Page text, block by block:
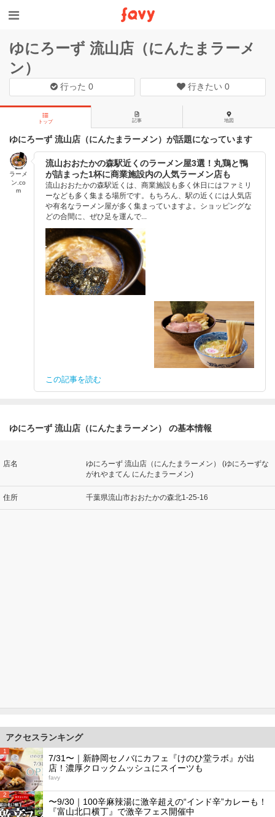
ゆにろーず 流山店（にんたまラーメ
ン）
行った0 行きたい 0
トップ 記事 地図
ゆにろーず 流山店（にんたまラーメン）が話題になっています
ラーメ
ン.co
m
流山おおたかの森駅近くのラーメン屋3選！丸鶏と鴨
が詰まった1杯に商業施設内の人気ラーメン店も
流山おおたかの森駅近くは、商業施設も多く休日にはファミリ
ーなども多く集まる場所です。もちろん、駅の近くには人気店
や有名なラーメン屋が多く集まっていますよ。ショッピングな
どの合間に、ぜひ足を運んで...
この記事を読む
ゆにろーず 流山店（にんたまラーメン） の基本情報
店名
ゆにろーず 流山店（にんたまラーメン） (ゆにろーずな
がれやまてん にんたまラーメン)
住所 千葉県流山市おおたかの森北1-25-16
アクセスランキング
1
7/31〜｜新静岡セノバにカフェ『けのひ堂ラボ』が出
店！濃厚クロックムッシュにスイーツも
favy
2
〜9/30｜100辛麻辣湯に激辛超えの“インド辛”カレーも！
『富山北口横丁』で激辛フェス開催中